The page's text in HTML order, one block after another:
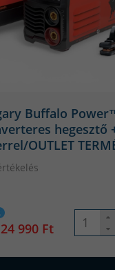
Buffalo
hegesztő
OUTLET
990 Ft